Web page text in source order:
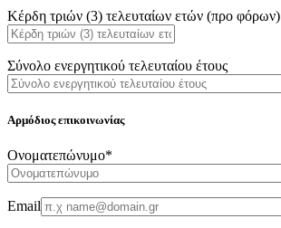
Κέρδη τριών (3) τελευταίων ετών (προ φόρων)
Σύνολο ενεργητικού τελευταίου έτους
Αρμόδιος επικοινωνίας
Oνοματεπώνυμο*
Email